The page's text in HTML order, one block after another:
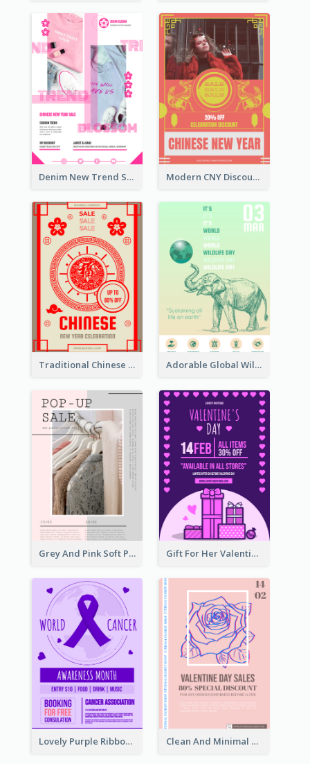
Denim New Trend Sale Poster Modern CNY Discount Poster Design
Traditional Chinese New Year Promotional Designs Adorable Global Wildlife Poster Design Idea
Grey And Pink Soft Photo Pop Up Sale Poster Gift For Her Valentine Celebration Poster Design Template
Lovely Purple Ribbon Poster Design Template Clean And Minimal Rose Portrait Poster Design